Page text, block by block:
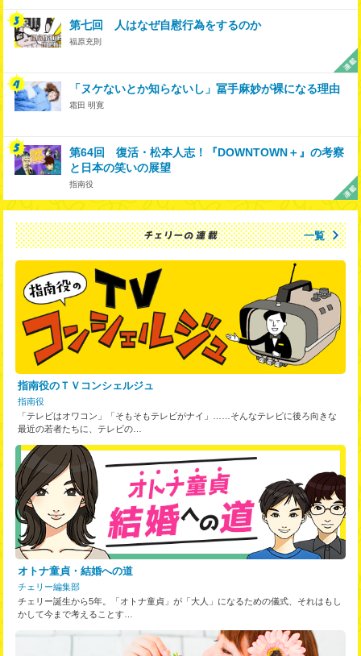
第七回 人はなぜ自慰行為をするのか
福原充則
「ヌケないとか知らないし」冨手麻妙が裸になる理由
霜田 明寛
第64回 復活・松本人志！『DOWNTOWN＋』の考察
と日本の笑いの展望
指南役
一覧
指南役のＴＶコンシェルジュ
指南役
「テレビはオワコン」「そもそもテレビがナイ」……そんなテレビに後ろ向きな
最近の若者たちに、テレビの…
オトナ童貞・結婚への道
チェリー編集部
チェリー誕生から5年。「オトナ童貞」が「大人」になるための儀式、それはもし
かして今まで考えることす…